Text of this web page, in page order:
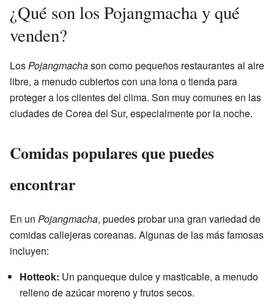
¿Qué son los Pojangmacha y qué
venden?
LosPojangmachason como pequeños restaurantes al aire
libre, a menudo cubiertos con una lona o tienda para
proteger a los clientes del clima. Son muy comunes en las
ciudades de Corea del Sur, especialmente por la noche.
Comidas populares que puedes
encontrar
En un Pojangmacha, puedes probar una gran variedad de
comidas callejeras coreanas. Algunas de las más famosas
incluyen:
Hotteok: Un panqueque dulce y masticable, a menudo
relleno de azúcar moreno y frutos secos.